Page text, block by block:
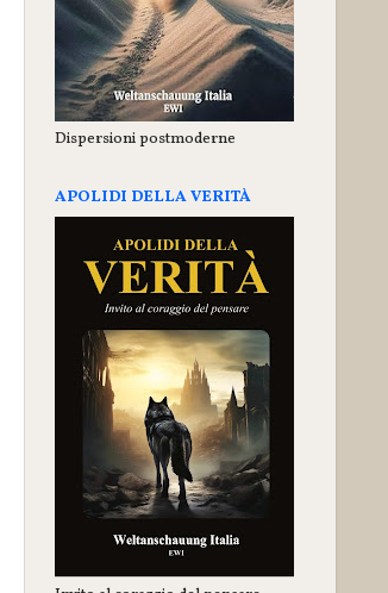
Dispersioni postmoderne
APOLIDI DELLA VERITÀ